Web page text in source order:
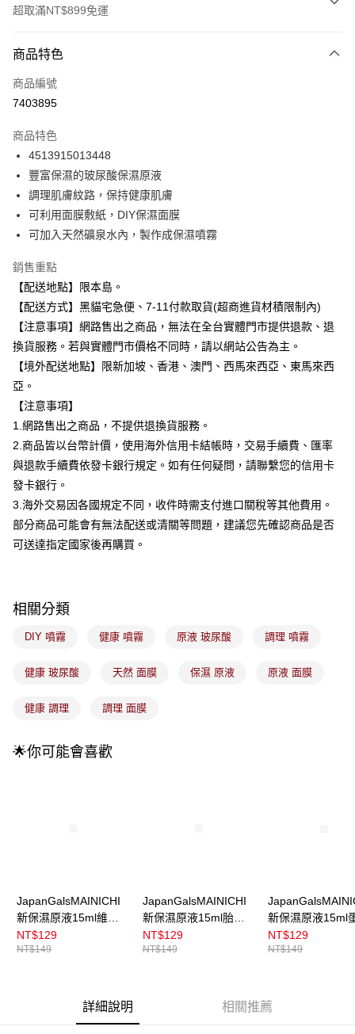
超取滿NT$899免運
信用卡一次付款
信用卡分期付款
合作金庫商業銀行
華南商業銀行
上海商業儲蓄銀行
國泰世華商業銀行
臺灣中小企業銀行
匯豐（台灣）商業銀行
華泰商業銀行
聯邦商業銀行
遠東國際商業銀行
元大商業銀行
台新國際商業銀行
台灣樂天信用卡公司
LINE Pay
Apple Pay
街口支付
悠遊付
Google Pay
全盈+PAY
大哥付你分期
相關說明
【大哥付你分期使用說明】
1.本服務由台灣大哥大提供，台灣大哥大用戶可立即使用無須另外申請。
2.付款方式選擇「大哥付你分期」，訂單成立後會自動跳轉到大哥付的交易
流程，驗證手機門號後，選擇欲分期的期數、繳款截止日，確認付款後即完
成交易。
3.實際核准額度、可分期數及費用金額請依後續交易確認頁面所載為準。
消。如遇「轉專審核」未通過狀況，表示未達大哥付你分期系統評分，恕無
法說明評估內容。
【繳款方式說明】
1.分期款項不併入電信帳單，「大哥付你分期」於每月結算日後寄送繳費提
醒簡訊。
【注意事項】
1.本服務係由「台灣大哥大股份有限公司」（以下簡稱本公司）所提供，讓
用戶於交易時，得透過本服務購買商品或服務，並由商店將買賣／分期付款
資料（包含姓名、電話或地址）提供予台灣大哥大進項蒐集、處理及利用，
3.完整用戶服務條款，請詳閱以下連結：
ATM付款
運送方式
全家取貨付款
每筆NT$100，滿NT$899(含以上)免運費
付款後全家取貨
每筆NT$100，滿NT$899(含以上)免運費
付款後7-11取貨
每筆NT$100，滿NT$899(含以上)免運費
宅配
每筆NT$100，滿NT$399(含以上)免運費
商品特色
商品編號
7403895
商品特色
4513915013448
豐富保濕的玻尿酸保濕原液
調理肌膚紋路，保持健康肌膚
可利用面膜敷紙，DIY保濕面膜
可加入天然礦泉水內，製作成保濕噴霧
銷售重點
【配送地點】限本島。
【配送方式】黑貓宅急便、7-11付款取貨(超商進貨材積限制內)
【注意事項】網路售出之商品，無法在全台實體門市提供退款、退
換貨服務。若與實體門市價格不同時，請以網站公告為主。
【境外配送地點】限新加坡、香港、澳門、西馬來西亞、東馬來西
亞。
【注意事項】
1.網路售出之商品，不提供退換貨服務。
2.商品皆以台幣計價，使用海外信用卡結帳時，交易手續費、匯率
與退款手續費依發卡銀行規定。如有任何疑問，請聯繫您的信用卡
發卡銀行。
3.海外交易因各國規定不同，收件時需支付進口關稅等其他費用。
部分商品可能會有無法配送或清關等問題，建議您先確認商品是否
可送達指定國家後再購買。
相關分類
DIY 噴霧 健康 噴霧 原液 玻尿酸 調理 噴霧
健康 玻尿酸 天然 面膜 保濕 原液 原液 面膜
健康 調理 調理 面膜
🌟你可能會喜歡
JapanGalsMAINICHI
新保濕原液15ml維他
命C
NT$129
NT$149
JapanGalsMAINICHI
新保濕原液15ml胎盤
素
NT$129
NT$149
新保濕原液15ml
聚醣
NT$129
NT$149
詳細說明 相關推薦